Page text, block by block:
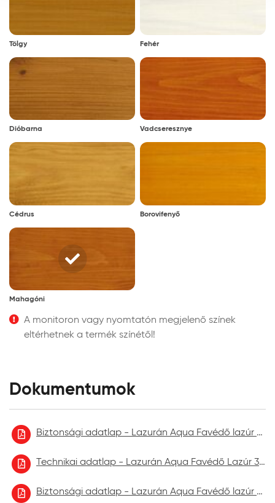
Tölgy Fehér
Dióbarna Vadcseresznye
Cédrus Borovifenyő
Mahagóni
A monitoron vagy nyomtatón megjelenő színek
eltérhetnek a termék színétől!
Dokumentumok
Biztonsági adatlap - Lazurán Aqua Favédő lazúr 3in1 2023.09.
Technikai adatlap - Lazurán Aqua Favédő Lazúr 3in1
Biztonsági adatlap - Lazurán Aqua Favédő lazúr 3in1 2024.03.